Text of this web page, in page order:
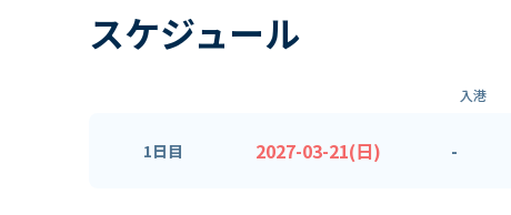
スケジュール
入港
1日目 2027-03-21(日) -